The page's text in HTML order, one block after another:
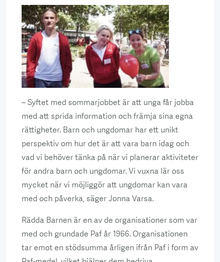
– Syftet med sommarjobbet är att unga får jobba
med att sprida information och främja sina egna
rättigheter. Barn och ungdomar har ett unikt
perspektiv om hur det är att vara barn idag och
vad vi behöver tänka på när vi planerar aktiviteter
för andra barn och ungdomar. Vi vuxna lär oss
mycket när vi möjliggör att ungdomar kan vara
med och påverka, säger Jonna Varsa.
Rädda Barnen är en av de organisationer som var
med och grundade Paf år 1966. Organisationen
tar emot en stödsumma årligen ifrån Paf i form av